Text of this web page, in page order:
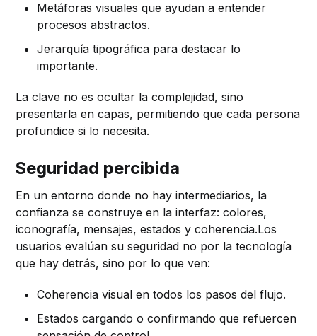
Metáforas visuales que ayudan a entender
procesos abstractos.
Jerarquía tipográfica para destacar lo
importante.
La clave no es ocultar la complejidad, sino
presentarla en capas, permitiendo que cada persona
profundice si lo necesita.
Seguridad percibida
En un entorno donde no hay intermediarios, la
confianza se construye en la interfaz: colores,
iconografía, mensajes, estados y coherencia.Los
usuarios evalúan su seguridad no por la tecnología
que hay detrás, sino por lo que ven:
Coherencia visual en todos los pasos del flujo.
Estados cargando o confirmando que refuercen